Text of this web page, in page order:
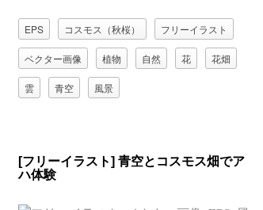
EPS コスモス（秋桜） フリーイラスト
ベクター画像 植物 自然 花 花畑
雲 青空 風景
[フリーイラスト] 青空とコスモス畑でア
ハ体験